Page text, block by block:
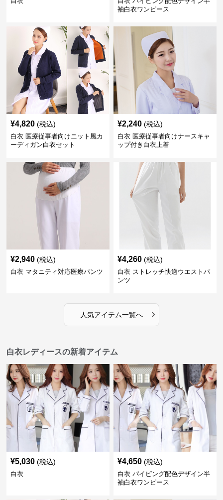
袖白衣ワンピース
¥4,820 (税込)
白衣 医療従事者向けニット風カ
ーディガン白衣セット
¥2,240 (税込)
白衣 医療従事者向けナースキャ
ップ付き白衣上着
¥2,940 (税込)
白衣 マタニティ対応医療パンツ
¥4,260 (税込)
白衣 ストレッチ快適ウエストパ
ンツ
人気アイテム一覧へ ›
白衣レディースの新着アイテム
¥5,030 (税込)
白衣
¥4,650 (税込)
白衣 パイピング配色デザイン半
袖白衣ワンピース